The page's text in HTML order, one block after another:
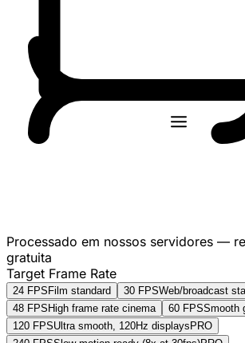
Processado em nossos servidores —
gratuita
Target Frame Rate
24 FPS Film standard 30 FPSWeb/broadcast
48 FPS High frame rate cinema 60 FPSSmooth
120 FPSUltra smooth, 120Hz displays PRO